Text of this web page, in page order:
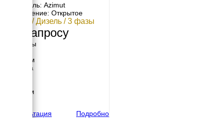
Двигатель: Azimut
Исполнение: Открытое
20 кВт / Дизель / 3 фазы
По запросу
Размеры
1770 мм
Ширина
1176 мм
Консультация
Подробно